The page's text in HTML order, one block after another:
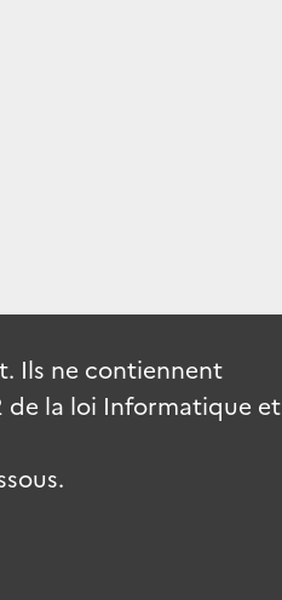
Ils ne contiennent
de la loi Informatique et